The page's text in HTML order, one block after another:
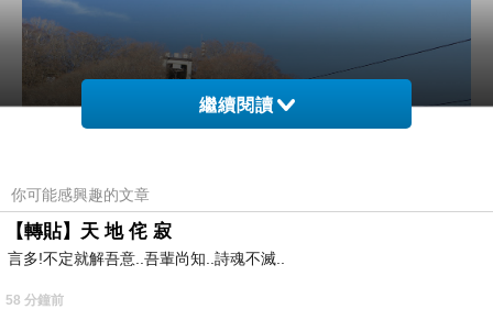
到了展望台，景色真的是好
（結果隔天因為風大纜車停駛，還好前一天有上來）
繼續閱讀
你可能感興趣的文章
【轉貼】天 地 侘 寂
言多!不定就解吾意..吾輩尚知..詩魂不滅..
58 分鐘前